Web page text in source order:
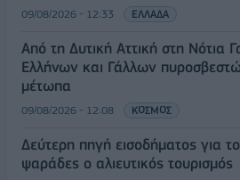
09/08/2026 - 12:33 ΕΛΛΑΔΑ
Από τη Δυτική Αττική στη Νότια
Ελλήνων και Γάλλων
μέτωπα
09/08/2026 - 12:08 ΚΟΣΜΟΣ
Δεύτερη πηγή εισοδήματος για
ψαράδες ο αλιευτικός τουρισμός